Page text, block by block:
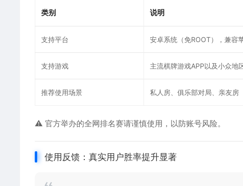
类别 说明
支持平台 安卓系统（免ROOT），兼容
支持游戏 主流棋牌游戏APP以及小众地
推荐使用场景 私人房、俱乐部对局、亲友房
⚠️ 官方举办的全网排名赛请谨慎使用，以防账号风险。
使用反馈：真实用户胜率提升显著